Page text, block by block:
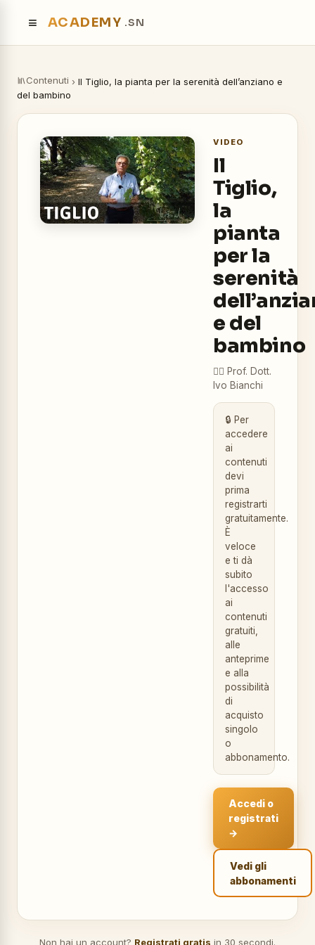
≡ ACADEMY .SN
Contenuti › Il Tiglio, la pianta per la serenità dell’anziano e
del bambino
VIDEO
Il
Tiglio,
la
pianta
per la
serenità
e del
bambino
👨‍⚕️ Prof. Dott.
Ivo Bianchi
🔒 Per
accedere
ai
contenuti
devi
prima
registrarti
gratuitamente.
È
veloce
e ti dà
subito
l'accesso
ai
contenuti
gratuiti,
alle
anteprime
e alla
possibilità
di
acquisto
singolo
o
abbonamento.
Accedi o
registrati
→
Vedi gli
abbonamenti
Non hai un account? Registrati gratis in 30 secondi.